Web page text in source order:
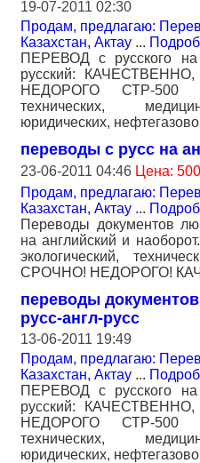
19-07-2011 02:30
Продам, предлагаю:
Казахстан, Актау ...
ПЕРЕВОД с русского
русский:
НЕДОРОГО СТР-500
технических,
юридических,
переводы с русс на
23-06-2011 04:46 Цена:
Продам, предлагаю:
Казахстан, Актау ...
Переводы документов
на английский и
экологический,
СРОЧНО! НЕДОРОГО!
переводы
русс-англ-русс
13-06-2011 19:49
Продам, предлагаю:
Казахстан, Актау ...
ПЕРЕВОД с русского
русский:
НЕДОРОГО СТР-500
технических,
юридических,